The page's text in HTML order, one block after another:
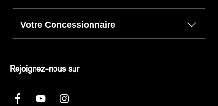
Votre Concessionnaire
Rejoignez-nous sur